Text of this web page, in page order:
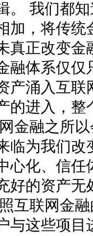
。 我们都
加，将传
真正改变
融体系仅
产涌入互
的进入，
金融之所
临为我们
心化、信
好的资产
互联网金
与这些项